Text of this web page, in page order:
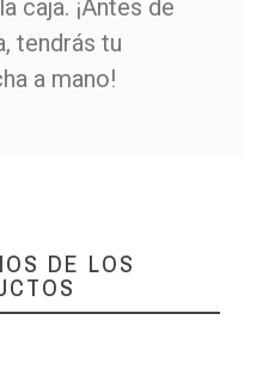
caja. ¡Antes de
tendrás tu
a mano!
DE LOS